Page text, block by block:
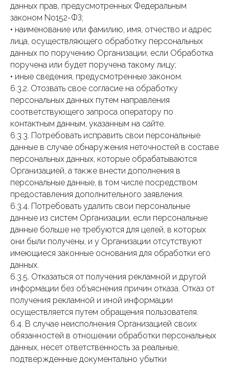
данных прав, предусмотренных Федеральным
законом No152-ФЗ;
• наименование или фамилию, имя, отчество и адрес
лица, осуществляющего обработку персональных
данных по поручению Организации, если Обработка
поручена или будет поручена такому лицу;
• иные сведения, предусмотренные законом.
6.3.2. Отозвать свое согласие на обработку
персональных данных путем направления
соответствующего запроса оператору по
контактным данным, указанным на сайте.
6.3.3. Потребовать исправить свои персональные
данные в случае обнаружения неточностей в составе
персональных данных, которые обрабатываются
Организацией, а также внести дополнения в
персональные данные, в том числе посредством
предоставления дополнительного заявления.
6.3.4. Потребовать удалить свои персональные
данные из систем Организации, если персональные
данные больше не требуются для целей, в которых
они были получены, и у Организации отсутствуют
имеющиеся законные основания для обработки его
данных.
6.3.5. Отказаться от получения рекламной и другой
информации без объяснения причин отказа. Отказ от
получения рекламной и иной информации
осуществляется путем обращения пользователя.
6.4. В случае неисполнения Организацией своих
обязанностей в отношении обработки персональных
данных, несет ответственность за реальные,
подтвержденные документально убытки